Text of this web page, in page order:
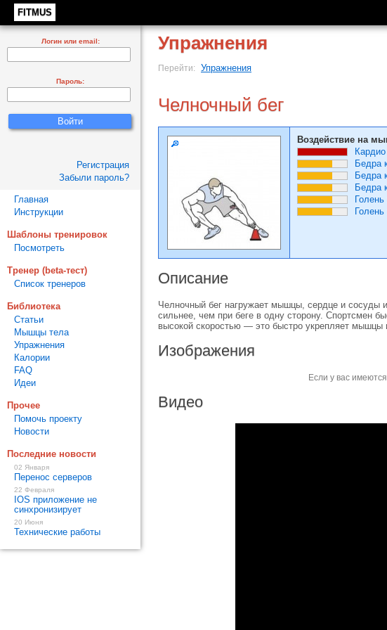
FITMUS
Упражнения
Перейти: Упражнения
Челночный бег
Воздействие на
Кардио
Бедра
Бедра
Бедра
Голень
Голень
Описание
Челночный бег нагружает мышцы, сердце и сосуды
сильнее, чем при беге в одну сторону. Спортсмен
высокой скоростью — это быстро укрепляет мышцы
Изображения
Если у вас
Видео
Логин или email:
Пароль:
Регистрация
Забыли пароль?
Главная
Инструкции
Шаблоны тренировок
Посмотреть
Тренер (beta-тест)
Список тренеров
Библиотека
Статьи
Мышцы тела
Упражнения
Калории
FAQ
Идеи
Прочее
Помочь проекту
Новости
Последние новости
02 Января
Перенос серверов
22 Февраля
IOS приложение не
синхронизирует
20 Июня
Технические работы